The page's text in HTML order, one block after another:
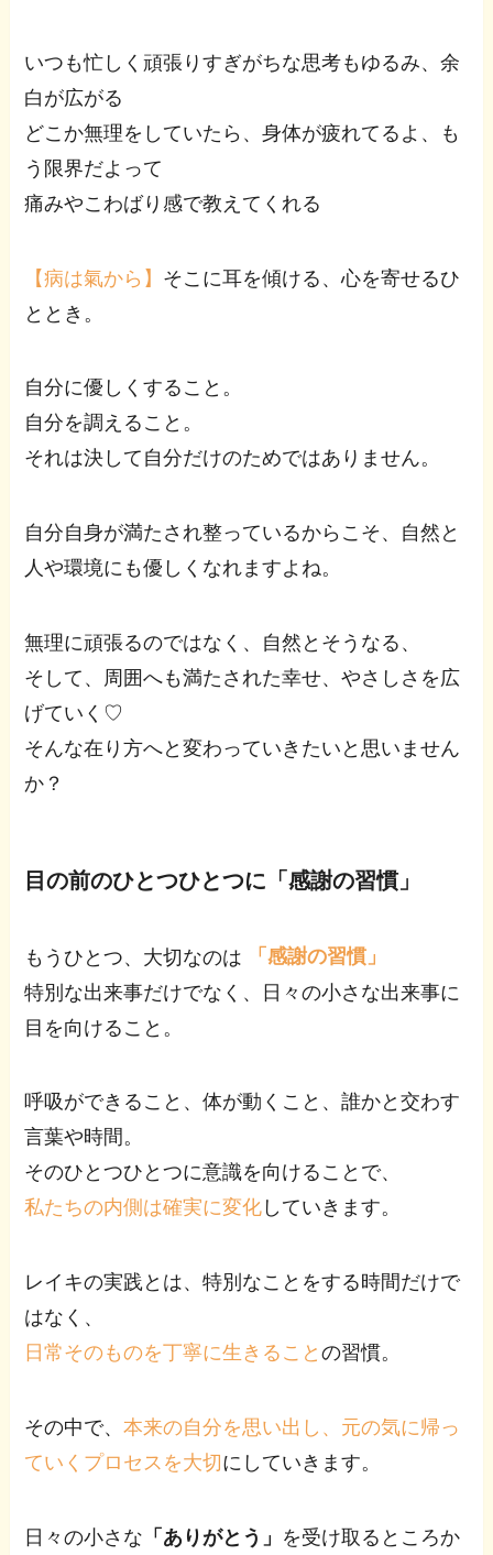
いつも忙しく頑張りすぎがちな思考もゆるみ、余
白が広がる
どこか無理をしていたら、身体が疲れてるよ、も
う限界だよって
痛みやこわばり感で教えてくれる
【病は氣から】 そこに耳を傾ける、心を寄せるひ
ととき。
自分に優しくすること。
自分を調えること。
それは決して自分だけのためではありません。
自分自身が満たされ整っているからこそ、自然と
人や環境にも優しくなれますよね。
無理に頑張るのではなく、自然とそうなる、
そして、周囲へも満たされた幸せ、やさしさを広
げていく♡
そんな在り方へと変わっていきたいと思いません
か？
目の前のひとつひとつに「感謝の習慣」
もうひとつ、大切なのは
「感謝の習慣」
特別な出来事だけでなく、日々の小さな出来事に
目を向けること。
呼吸ができること、体が動くこと、誰かと交わす
言葉や時間。
そのひとつひとつに意識を向けることで、
私たちの内側は確実に変化 していきます。
レイキの実践とは、特別なことをする時間だけで
はなく、
日常そのものを丁寧に生きることの習慣。
その中で、本来の自分を思い出し、元の気に帰っ
ていくプロセスを大切 にしていきます。
日々の小さな 「ありがとう」 を受け取るところか